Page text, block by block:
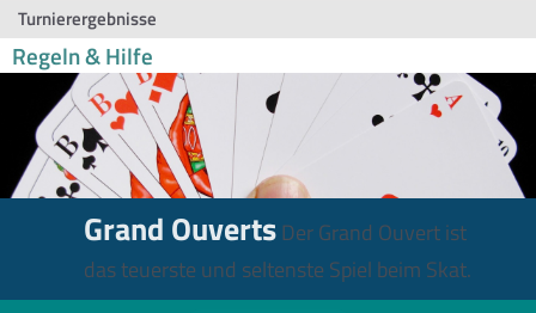
Turnierergebnisse
Regeln & Hilfe
Grand OuvertsDer Grand Ouvert ist
das teuerste und seltenste Spiel beim Skat.